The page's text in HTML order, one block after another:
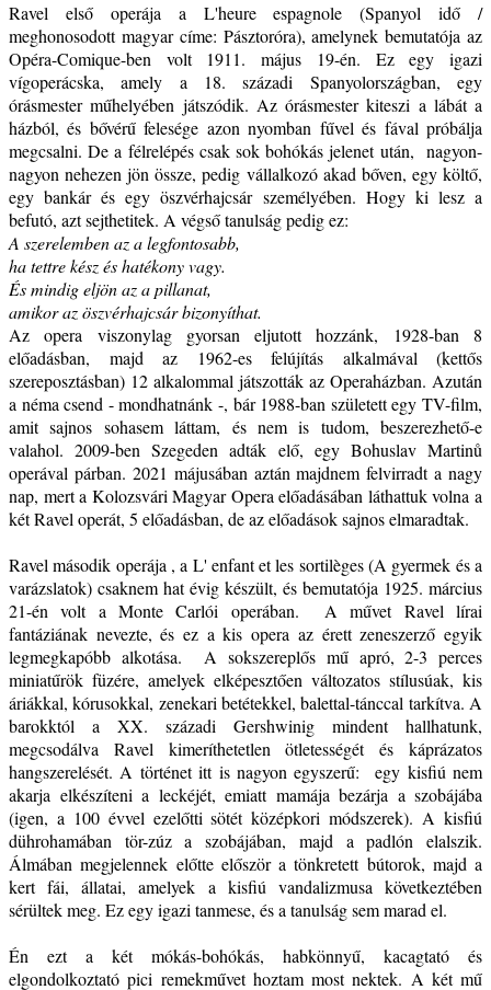
Ravel első operája a L'heure espagnole (Spanyol idő /
meghonosodott magyar címe: Pásztoróra), amelynek bemutatója az
Opéra-Comique-ben volt 1911. május 19-én. Ez egy igazi
vígoperácska, amely a 18. századi Spanyolországban, egy
órásmester műhelyében játszódik. Az órásmester kiteszi a lábát a
házból, és bővérű felesége azon nyomban fűvel és fával próbálja
megcsalni. De a félrelépés csak sok bohókás jelenet után, nagyon-
nagyon nehezen jön össze, pedig vállalkozó akad bőven, egy költő,
egy bankár és egy öszvérhajcsár személyében. Hogy ki lesz a
befutó, azt sejthetitek. A végső tanulság pedig ez:
A szerelemben az a legfontosabb,
ha tettre kész és hatékony vagy.
És mindig eljön az a pillanat,
amikor az öszvérhajcsár bizonyíthat.
Az opera viszonylag gyorsan eljutott hozzánk, 1928-ban 8
előadásban, majd az 1962-es felújítás alkalmával (kettős
szereposztásban) 12 alkalommal játszották az Operaházban. Azután
a néma csend - mondhatnánk -, bár 1988-ban született egy TV-film,
amit sajnos sohasem láttam, és nem is tudom, beszerezhető-e
valahol. 2009-ben Szegeden adták elő, egy Bohuslav Martinů
operával párban. 2021 májusában aztán majdnem felvirradt a nagy
nap, mert a Kolozsvári Magyar Opera előadásában láthattuk volna a
két Ravel operát, 5 előadásban, de az előadások sajnos elmaradtak.
Ravel második operája , a L' enfant et les sortilèges (A gyermek és a
varázslatok) csaknem hat évig készült, és bemutatója 1925. március
21-én volt a Monte Carlói operában. A művet Ravel lírai
fantáziának nevezte, és ez a kis opera az érett zeneszerző egyik
legmegkapóbb alkotása. A sokszereplős mű apró, 2-3 perces
miniatűrök füzére, amelyek elképesztően változatos stílusúak, kis
áriákkal, kórusokkal, zenekari betétekkel, balettal-tánccal tarkítva. A
barokktól a XX. századi Gershwinig mindent hallhatunk,
megcsodálva Ravel kimeríthetetlen ötletességét és káprázatos
hangszerelését. A történet itt is nagyon egyszerű: egy kisfiú nem
akarja elkészíteni a leckéjét, emiatt mamája bezárja a szobájába
(igen, a 100 évvel ezelőtti sötét középkori módszerek). A kisfiú
dührohamában tör-zúz a szobájában, majd a padlón elalszik.
Álmában megjelennek előtte először a tönkretett bútorok, majd a
kert fái, állatai, amelyek a kisfiú vandalizmusa következtében
sérültek meg. Ez egy igazi tanmese, és a tanulság sem marad el.
Én ezt a két mókás-bohókás, habkönnyű, kacagtató és
elgondolkoztató pici remekművet hoztam most nektek. A két mű